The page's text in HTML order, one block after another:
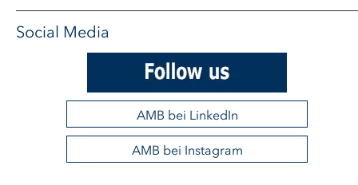
Social Media
AMB bei LinkedIn
AMB bei Instagram